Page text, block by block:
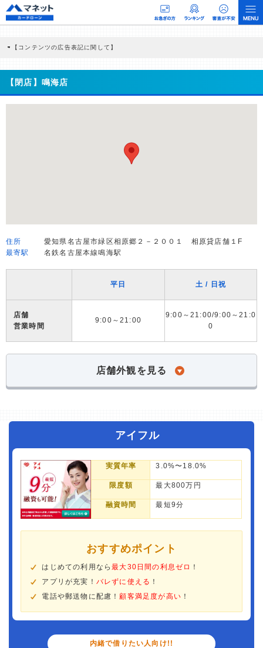
【コンテンツの広告表記に関して】
商品を根拠なくPRするものではなく、当編集部の調査／ユーザーへの口コミ収集な
どに基づき、公平性を担保した情報提供を行っています。
>提携企業一覧
【閉店】鳴海店
住所
愛知県名古屋市緑区相原郷２－２００１ 相原貸店舗１F
最寄駅
名鉄名古屋本線鳴海駅
平日 土 / 日祝
店舗
営業時間
9:00～21:00
9:00～21:00/9:00～21:0
0
店舗外観を見る
アイフル
実質年率 3.0%〜18.0%
限度額 最大800万円
融資時間 最短9分
おすすめポイント
はじめての利用なら最大30日間の利息ゼロ ！
アプリが充実！ バレずに使える ！
電話や郵送物に配慮！顧客満足度が高い ！
内緒で借りたい人向け!!